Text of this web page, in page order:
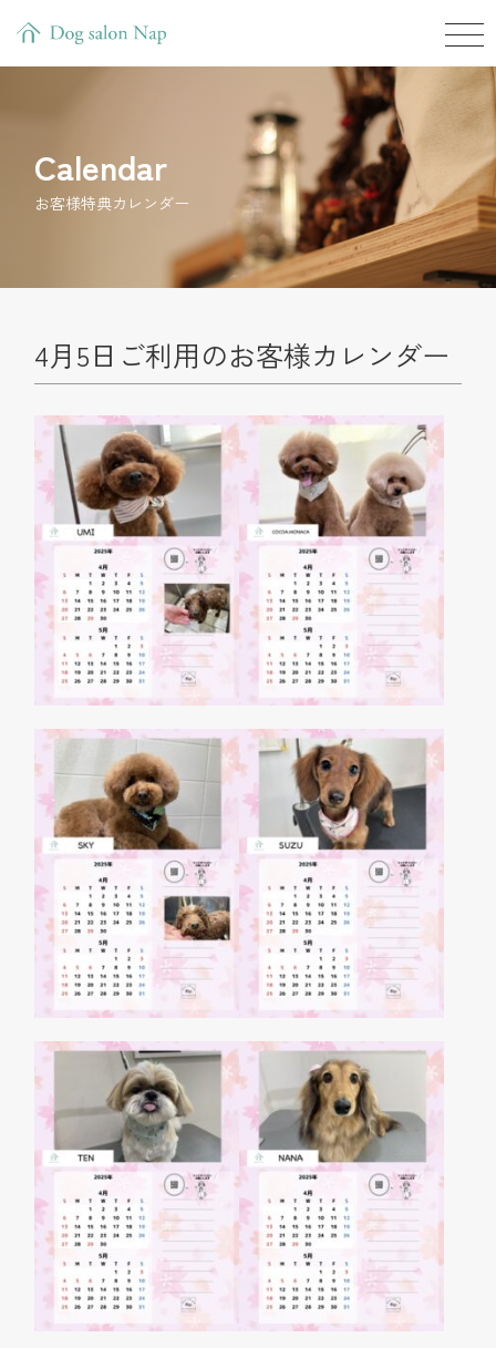
Calendar
お客様特典カレンダー
4月5日ご利用のお客様カレンダー